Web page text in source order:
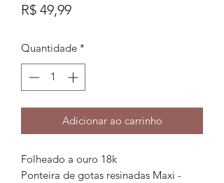
R$ 49,99Preço
Quantidade *
Adicionar ao carrinho
Folheado a ouro 18k
Ponteira de gotas resinadas Maxi -